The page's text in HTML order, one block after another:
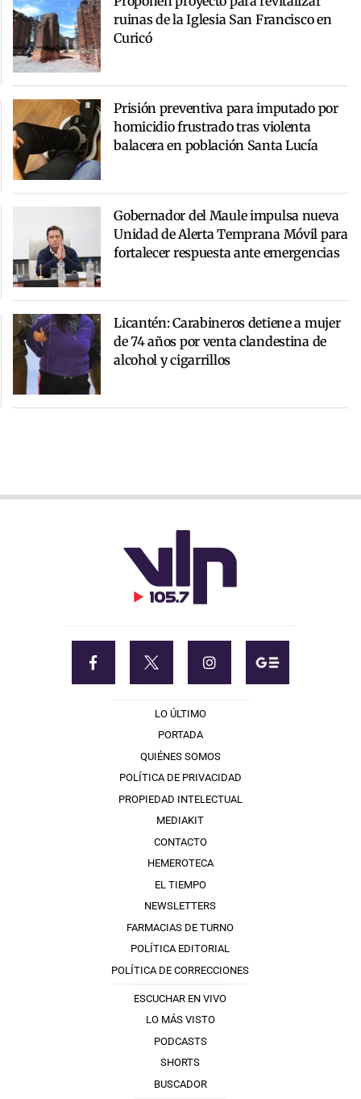
ruinas de la Iglesia San Francisco en
Curicó
Prisión preventiva para imputado por
homicidio frustrado tras violenta
balacera en población Santa Lucía
Gobernador del Maule impulsa nueva
Unidad de Alerta Temprana Móvil para
fortalecer respuesta ante emergencias
Licantén: Carabineros detiene a mujer
de 74 años por venta clandestina de
alcohol y cigarrillos
LO ÚLTIMO
PORTADA
QUIÉNES SOMOS
POLÍTICA DE PRIVACIDAD
PROPIEDAD INTELECTUAL
MEDIAKIT
CONTACTO
HEMEROTECA
EL TIEMPO
NEWSLETTERS
FARMACIAS DE TURNO
POLÍTICA EDITORIAL
POLÍTICA DE CORRECCIONES
ESCUCHAR EN VIVO
LO MÁS VISTO
PODCASTS
SHORTS
BUSCADOR